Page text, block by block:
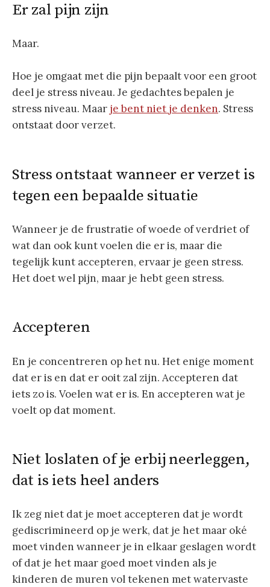
Er zal pijn zijn
Maar.
Hoe je omgaat met die pijn bepaalt voor een groot
deel je stress niveau. Je gedachtes bepalen je
stress niveau. Maar je bent niet je denken. Stress
ontstaat door verzet.
Stress ontstaat wanneer er verzet is
tegen een bepaalde situatie
Wanneer je de frustratie of woede of verdriet of
wat dan ook kunt voelen die er is, maar die
tegelijk kunt accepteren, ervaar je geen stress.
Het doet wel pijn, maar je hebt geen stress.
Accepteren
En je concentreren op het nu. Het enige moment
dat er is en dat er ooit zal zijn. Accepteren dat
iets zo is. Voelen wat er is. En accepteren wat je
voelt op dat moment.
Niet loslaten of je erbij neerleggen,
dat is iets heel anders
Ik zeg niet dat je moet accepteren dat je wordt
gediscrimineerd op je werk, dat je het maar oké
moet vinden wanneer je in elkaar geslagen wordt
of dat je het maar goed moet vinden als je
kinderen de muren vol tekenen met watervaste